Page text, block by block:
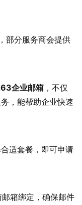
部分服务商会提供
企业邮箱 ，不仅
，能帮助企业快速
适套餐，即可申请
箱绑定，确保邮件